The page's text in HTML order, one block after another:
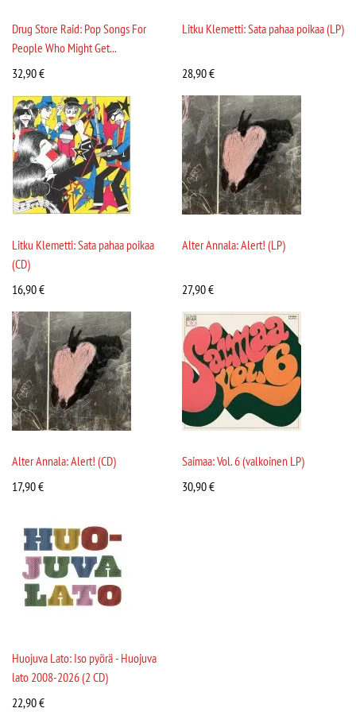
Drug Store Raid: Pop Songs For
People Who Might Get...
32,90€
Litku Klemetti: Sata pahaa poikaa (LP)
28,90€
Litku Klemetti: Sata pahaa poikaa
(CD)
16,90€
Alter Annala: Alert! (LP)
27,90€
Alter Annala: Alert! (CD)
17,90€
Saimaa: Vol. 6 (valkoinen LP)
30,90€
Huojuva Lato: Iso pyörä - Huojuva
lato 2008-2026 (2 CD)
22,90€